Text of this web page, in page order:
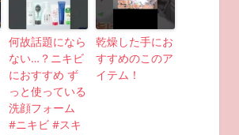
何故話題になら
ない…？ニキビ
におすすめ ず
っと使っている
洗顔フォーム
#ニキビ #スキ
乾燥した手にお
すすめのこのア
イテム！